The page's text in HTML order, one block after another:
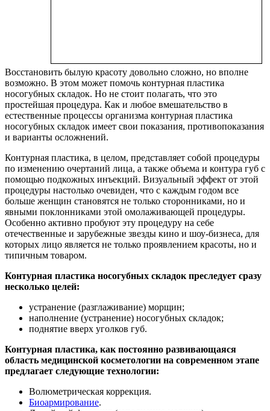
Восстановить былую красоту довольно сложно, но вполне
возможно. В этом может помочь контурная пластика
носогубных складок. Но не стоит полагать, что это
простейшая процедура. Как и любое вмешательство в
естественные процессы организма контурная пластика
носогубных складок имеет свои показания, противопоказания
и варианты осложнений.
Контурная пластика, в целом, представляет собой процедуры
по изменению очертаний лица, а также объема и контура губ с
помощью подкожных инъекций. Визуальный эффект от этой
процедуры настолько очевиден, что с каждым годом все
больше женщин становятся не только сторонниками, но и
явными поклонниками этой омолаживающей процедуры.
Особенно активно пробуют эту процедуру на себе
отечественные и зарубежные звезды кино и шоу-бизнеса, для
которых лицо является не только проявлением красоты, но и
типичным товаром.
Контурная пластика носогубных складок преследует сразу
несколько целей:
устранение (разглаживание) морщин;
наполнение (устранение) носогубных складок;
поднятие вверх уголков губ.
Контурная пластика, как постоянно развивающаяся
область медицинской косметологии на современном этапе
предлагает следующие технологии:
Волюметрическая коррекция.
Биоармирование.